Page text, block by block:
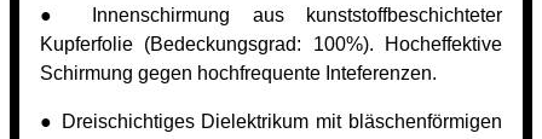
● Innenschirmung aus kunststoffbeschichteter
Kupferfolie (Bedeckungsgrad: 100%). Hocheffektive
Schirmung gegen hochfrequente Inteferenzen.
● Dreischichtiges Dielektrikum mit bläschenförmigen